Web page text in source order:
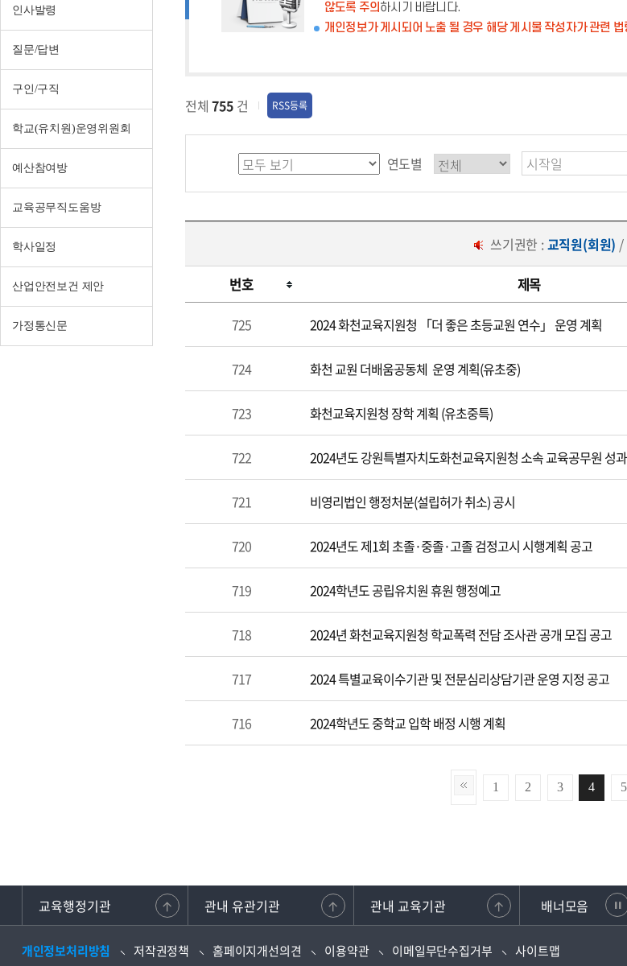
인사발령
질문/답변
구인/구직
학교(유치원)운영위원회
예산참여방
교육공무직도움방
학사일정
산업안전보건 제안
가정통신문
않도록 주의하시기 바랍니다.
개인정보가 게시되어 노출 될 경우 해당 게시물 작성자가 관련
전체 755 건 RSS등록
연도별
쓰기권한 :교직원(회원) /
사
번호 제목
725 2024 화천교육지원청 「더 좋은 초등교원 연수」 운영 계획
724 화천 교원 더배움공동체 운영 계획(유초중)
723 화천교육지원청 장학 계획 (유초중특)
722 2024년도 강원특별자치도화천교육지원청 소속 교육공무원 성
721 비영리법인 행정처분(설립허가 취소) 공시
720 2024년도 제1회 초졸·중졸·고졸 검정고시 시행계획 공고
719 2024학년도 공립유치원 휴원 행정예고
718 2024년 화천교육지원청 학교폭력 전담 조사관 공개 모집 공고
717 2024 특별교육이수기관 및 전문심리상담기관 운영 지정 공고
716 2024학년도 중학교 입학 배정 시행 계획
1 2 3 4 5
교육행정기관 관내 유관기관 관내 교육기관 배너모음
강원교사노동조합 학교안전지원시스템
개인정보처리방침 저작권정책 홈페이지개선의견 이용약관 이메일무단수집거부 사이트맵